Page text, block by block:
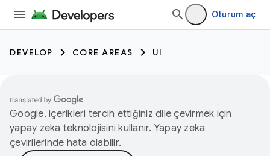
Oturum aç
DEVELOP CORE AREAS UI
Google, içerikleri tercih ettiğiniz dile çevirmek için
yapay zeka teknolojisini kullanır. Yapay zeka
çevirilerinde hata olabilir.